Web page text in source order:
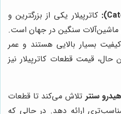
کاترپیلار یکی از بزرگترین و
ماشین‌آلات سنگین در جهان است.
کیفیت بسیار بالایی هستند و عمر
حال، قیمت قطعات کاترپیلار نیز
هیدرو سنتر تلاش می‌کند تا قطعات
ارائه دهد. در حالی که